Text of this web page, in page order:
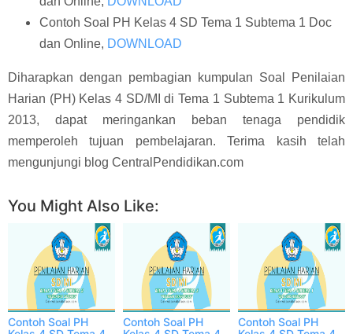
Contoh Soal PH Kelas 4 SD Tema 1 Subtema 1 Doc
dan Online, DOWNLOAD
Diharapkan dengan pembagian kumpulan Soal Penilaian
Harian (PH) Kelas 4 SD/MI di Tema 1 Subtema 1 Kurikulum
2013, dapat meringankan beban tenaga pendidik
memperoleh tujuan pembelajaran. Terima kasih telah
mengunjungi blog CentralPendidikan.com
You Might Also Like:
Contoh Soal PH
Contoh Soal PH
Contoh Soal PH